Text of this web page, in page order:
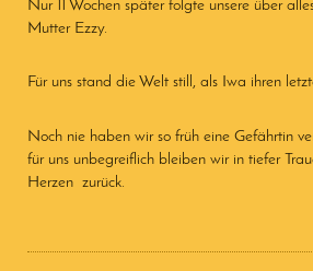
Nur 11 Wochen später folgte unsere über
Mutter Ezzy.
Für uns stand die Welt still, als Iwa ihren
Noch nie haben wir so früh eine Gefährtin
für uns unbegreiflich bleiben wir in tiefer
Herzen zurück.